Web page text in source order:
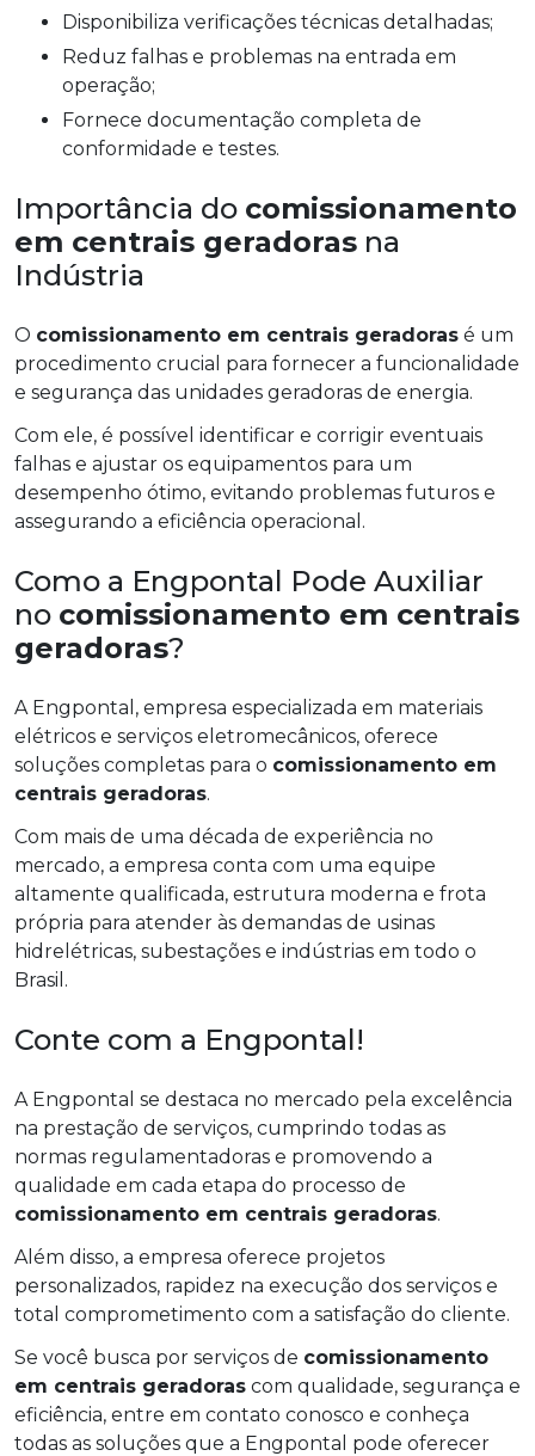
Disponibiliza verificações técnicas detalhadas;
Reduz falhas e problemas na entrada em
operação;
Fornece documentação completa de
conformidade e testes.
Importância do comissionamento
em centrais geradoras na
Indústria
O comissionamento em centrais geradoras é um
procedimento crucial para fornecer a funcionalidade
e segurança das unidades geradoras de energia.
Com ele, é possível identificar e corrigir eventuais
falhas e ajustar os equipamentos para um
desempenho ótimo, evitando problemas futuros e
assegurando a eficiência operacional.
Como a Engpontal Pode Auxiliar
no comissionamento em centrais
geradoras?
A Engpontal, empresa especializada em materiais
elétricos e serviços eletromecânicos, oferece
soluções completas para o comissionamento em
centrais geradoras.
Com mais de uma década de experiência no
mercado, a empresa conta com uma equipe
altamente qualificada, estrutura moderna e frota
própria para atender às demandas de usinas
hidrelétricas, subestações e indústrias em todo o
Brasil.
Conte com a Engpontal!
A Engpontal se destaca no mercado pela excelência
na prestação de serviços, cumprindo todas as
normas regulamentadoras e promovendo a
qualidade em cada etapa do processo de
comissionamento em centrais geradoras.
Além disso, a empresa oferece projetos
personalizados, rapidez na execução dos serviços e
total comprometimento com a satisfação do cliente.
Se você busca por serviços de comissionamento
em centrais geradoras com qualidade, segurança e
eficiência, entre em contato conosco e conheça
todas as soluções que a Engpontal pode oferecer